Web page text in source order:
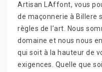
Artisan LAffont, vous
de maçonnerie à Billere
règles de l’art. Nous
domaine et nous nous
qui soit à la hauteur de
exigences. Quelle que